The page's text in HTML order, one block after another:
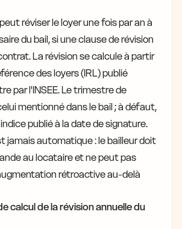
réviser le loyer une fois par an à
du bail, si une clause de révision
La révision se calcule à partir
des loyers (IRL) publié
par l'INSEE. Le trimestre de
mentionné dans le bail ; à défaut,
publié à la date de signature.
jamais automatique : le bailleur doit
au locataire et ne peut pas
rétroactive au-delà
calcul de la révision annuelle du